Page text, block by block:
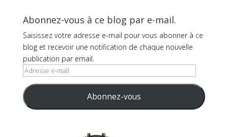
Abonnez-vous à ce blog par e-mail.
Saisissez votre adresse e-mail pour vous abonner à ce
blog et recevoir une notification de chaque nouvelle
publication par email.
Adresse
mail
Abonnez-vous